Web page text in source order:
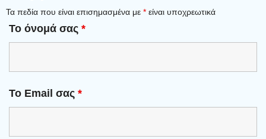
Τα πεδία που είναι επισημασμένα με * είναι υποχρεωτικά
Το όνομά σας *
Το Email σας *